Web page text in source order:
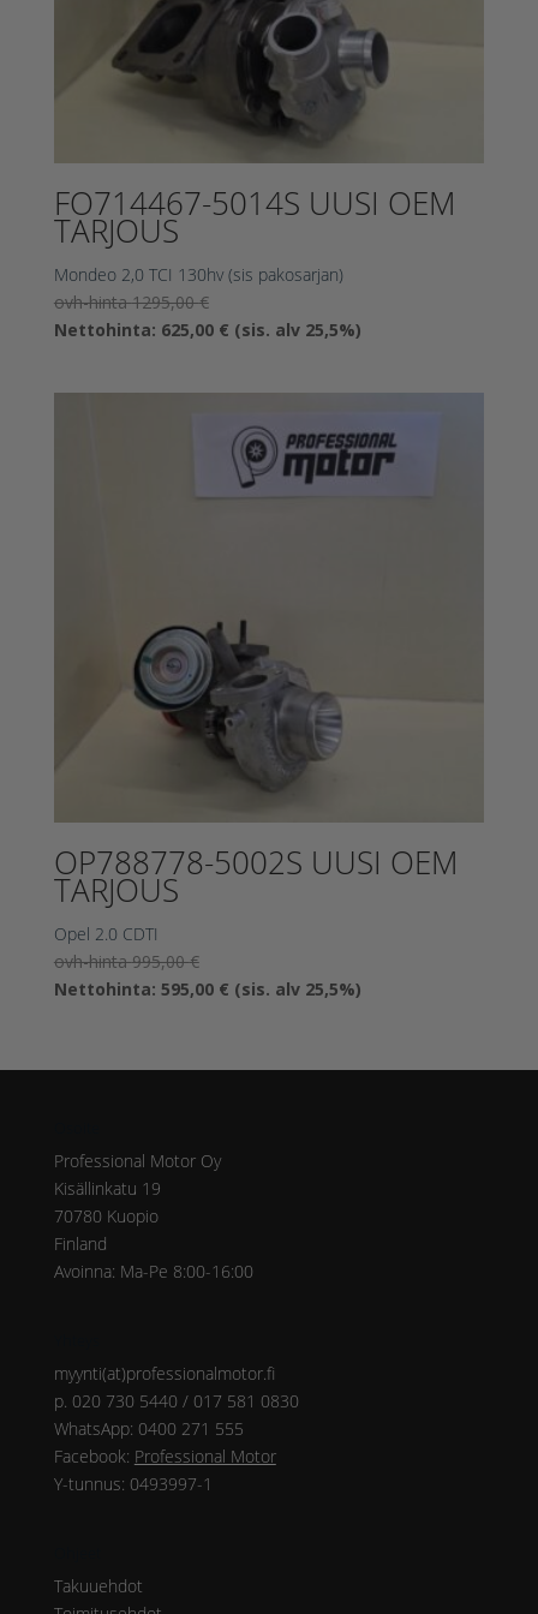
FO714467-5014S UUSI OEM
TARJOUS
Mondeo 2,0 TCI 130hv (sis pakosarjan)
ovh-hinta1295,00€Alkuperäinen
hinta
Nettohinta: 625,00 €Nykyinen
(sis. alv 25,5%)
OP788778-5002S UUSI OEM
TARJOUS
Opel 2.0 CDTI
ovh-hinta995,00€Alkuperäinen
hinta
Nettohinta: 595,00 €Nykyinen
595,00 €.
(sis. alv 25,5%)
Professional Motor Oy
Kisällinkatu 19
70780 Kuopio
Finland
Avoinna: Ma-Pe 8:00-16:00
myynti(at)professionalmotor.fi
p. 020 730 5440 / 017 581 0830
WhatsApp: 0400 271 555
Facebook: Professional Motor
Y-tunnus: 0493997-1
Takuuehdot